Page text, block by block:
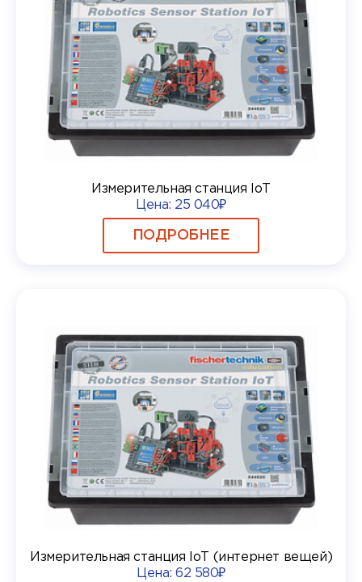
Измерительная станция IoT
Цена: 25 040₽
ПОДРОБНЕЕ
Измерительная станция IoT (интернет вещей)
Цена:62 580₽